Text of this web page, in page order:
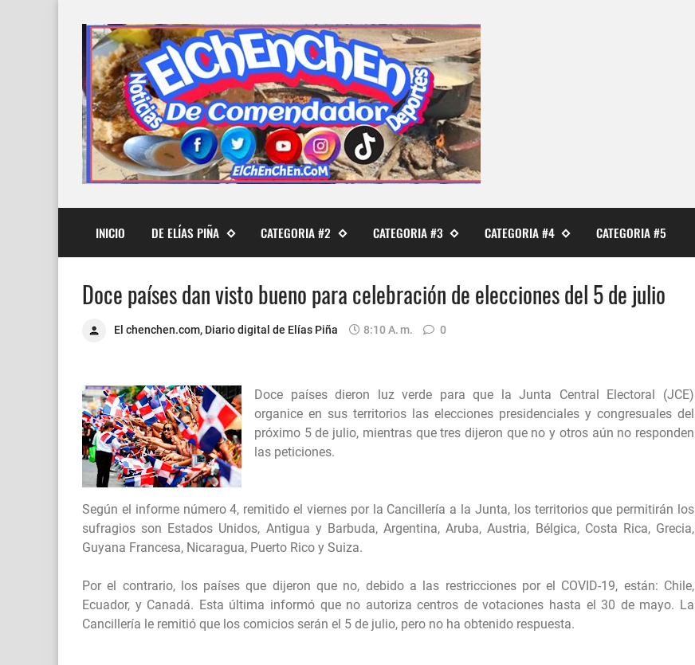
INICIO DE ELÍAS PIÑA CATEGORIA #2 CATEGORIA #3 CATEGORIA #4 CATEGORIA #5
Doce países dan visto bueno para celebración de elecciones del 5 de julio
El chenchen.com, Diario digital de Elías Piña 8:10 A. M. 0
Doce países dieron luz verde para que la Junta Central Electoral (JCE)
organice en sus territorios las elecciones presidenciales y congresuales del
próximo 5 de julio, mientras que tres dijeron que no y otros aún no responden
las peticiones.
Según el informe número 4, remitido el viernes por la Cancillería a la Junta, los territorios que permitirán los
sufragios son Estados Unidos, Antigua y Barbuda, Argentina, Aruba, Austria, Bélgica, Costa Rica, Grecia,
Guyana Francesa, Nicaragua, Puerto Rico y Suiza.
Por el contrario, los países que dijeron que no, debido a las restricciones por el COVID-19, están: Chile,
Ecuador, y Canadá. Esta última informó que no autoriza centros de votaciones hasta el 30 de mayo. La
Cancillería le remitió que los comicios serán el 5 de julio, pero no ha obtenido respuesta.